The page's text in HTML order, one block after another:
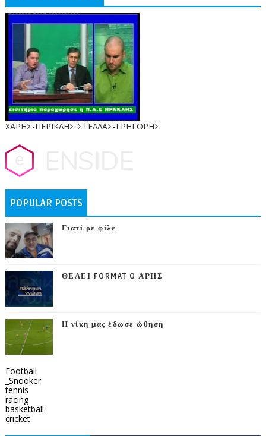
ΧΑΡΗΣ-ΠΕΡΙΚΛΗΣ ΣΤΕΛΛΑΣ-ΓΡΗΓΟΡΗΣ
POPULAR POSTS
Γιατί ρε φίλε
ΘΕΛΕΙ FORMAT O ΑΡΗΣ
Η νίκη μας έδωσε ώθηση
Football
_Snooker
tennis
racing
basketball
cricket